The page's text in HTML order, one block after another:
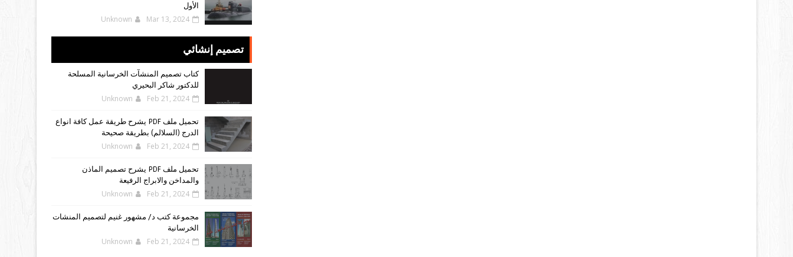
الأول
Unknown Mar 13, 2024
تصميم إنشائي
كتاب تصميم المنشآت الخرسانية المسلحة
للدكتور شاكر البحيري
Unknown Feb 21, 2024
تحميل ملف PDF يشرح طريقة عمل كافة انواع
الدرج (السلالم) بطريقة صحيحة
Unknown Feb 21, 2024
تحميل ملف PDF يشرح تصميم الماذن
والمداخن والابراج الرفيعة
Unknown Feb 21, 2024
مجموعة كتب د/ مشهور غنيم لتصميم المنشات
الخرسانية
Unknown Feb 21, 2024